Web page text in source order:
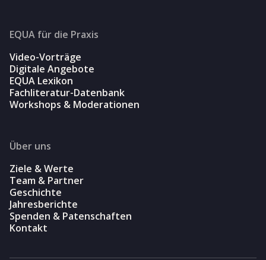
EQUA für die Praxis
Video-Vorträge
Digitale Angebote
EQUA Lexikon
Fachliteratur-Datenbank
Workshops & Moderationen
Über uns
Ziele & Werte
Team & Partner
Geschichte
Jahresberichte
Spenden & Patenschaften
Kontakt